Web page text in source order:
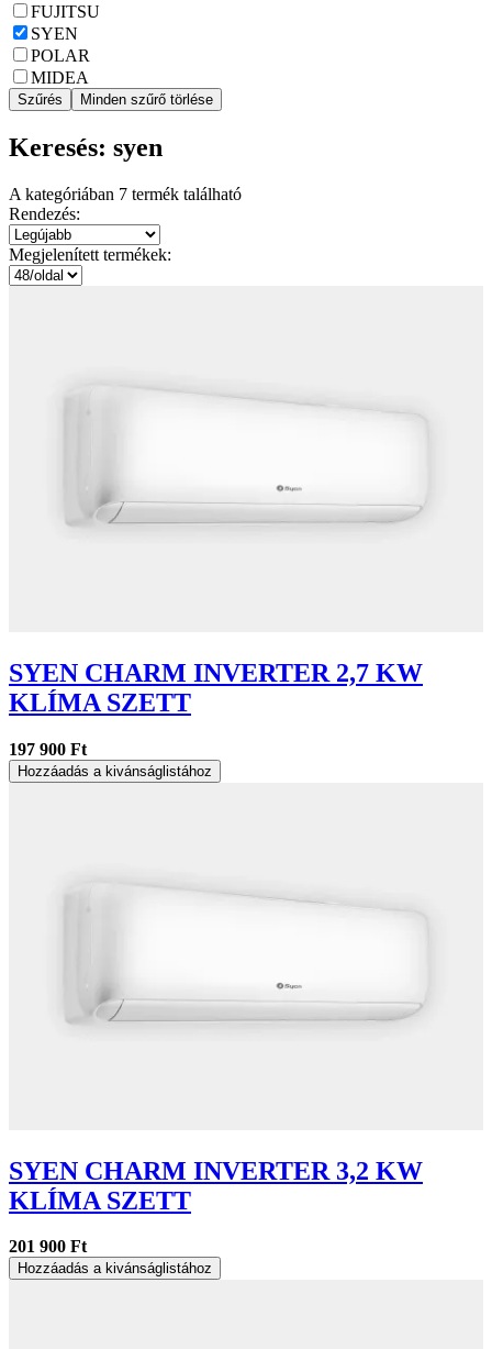
FUJITSU
SYEN
POLAR
MIDEA
Szűrés Minden szűrő törlése
Keresés: syen
A kategóriában 7 termék található
Rendezés:
Megjelenített termékek:
SYEN CHARM INVERTER 2,7 KW
KLÍMA SZETT
197 900 Ft
Hozzáadás a kivánságlistához
SYEN CHARM INVERTER 3,2 KW
KLÍMA SZETT
201 900 Ft
Hozzáadás a kivánságlistához